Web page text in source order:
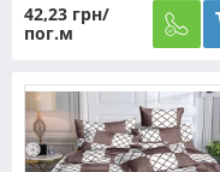
42,23 грн/
пог.м